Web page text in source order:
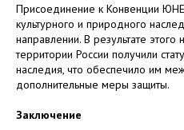
Присоединение к Конвенции
культурного и природного
направлении. В результате этого
территории России получили
наследия, что обеспечило им
дополнительные меры защиты.
Заключение